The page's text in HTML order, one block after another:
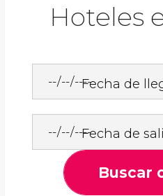
Hoteles
Fecha de
Fecha de
Buscar